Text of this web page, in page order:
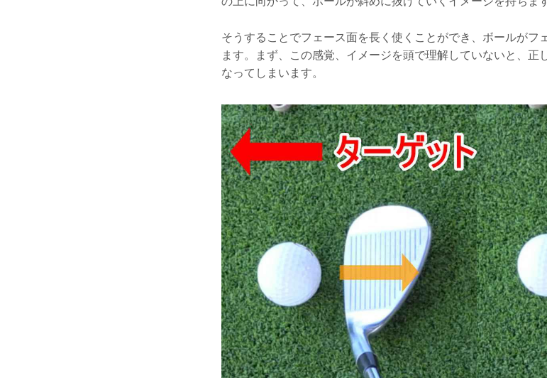
そうすることでフェース面を長く使くことができ、ボールがフ
ます。まず、この感覚、イメージを頭で理解していないと、正
なってしまいます。